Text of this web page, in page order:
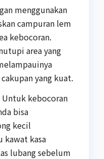
menggunakan
campuran lem
kebocoran.
area yang
yang kuat.
Untuk kebocoran
bisa
kecil
kasa
lubang sebelum